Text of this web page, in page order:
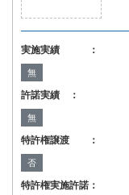
実施実績 ：
無
許諾実績 ：
無
特許権譲渡 ：
否
特許権実施許諾：